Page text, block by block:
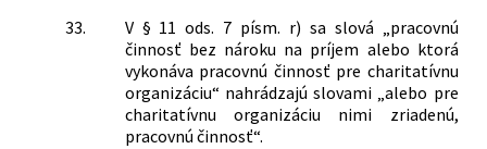
33.
V § 11 ods. 7 písm. r) sa slová „pracovnú
činnosť bez nároku na príjem alebo ktorá
vykonáva pracovnú činnosť pre charitatívnu
organizáciu“ nahrádzajú slovami „alebo pre
charitatívnu organizáciu nimi zriadenú,
pracovnú činnosť“.